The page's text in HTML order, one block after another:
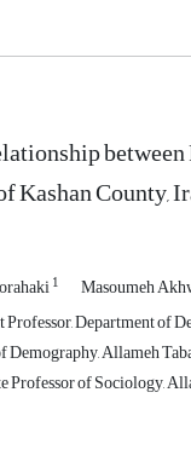
Kashan County,
1 Masoumeh
Professor, Department of
Demography, Allameh
Professor of Sociology,